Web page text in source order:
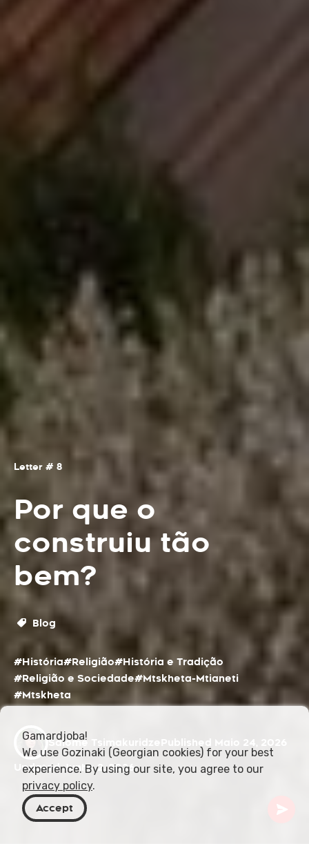
Letter # 8
Por que o
construiu tão
bem?
Blog
#História#Religião#História e Tradição
#Religião e Sociedade#Mtskheta-Mtianeti
#Mtskheta
Salome Tsimakuridze
Published Maio 24, 2026
Updated Junho 2, 2026
Gamardjoba!
We use Gozinaki (Georgian cookies) for your best
experience. By using our site, you agree to our
privacy policy.
Accept